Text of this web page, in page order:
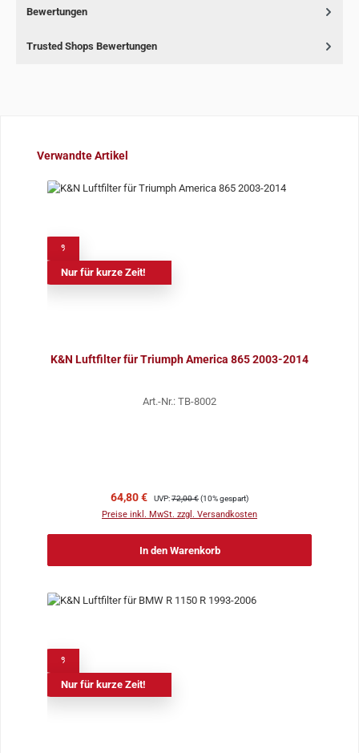
Bewertungen
Trusted Shops Bewertungen
Produktgalerie überspringen
Verwandte Artikel
Nur für kurze Zeit!
K&N Luftfilter für Triumph America 865 2003-2014
Art.-Nr.: TB-8002
Verkaufspreis:
64,80 € Regulärer Preis:
UVP:72,00 €(10% gespart)
Preise inkl. MwSt. zzgl. Versandkosten
In den Warenkorb
Nur für kurze Zeit!